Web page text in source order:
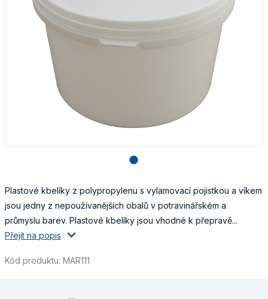
lens
Plastové kbelíky z polypropylenu s vylamovací pojistkou a víkem
jsou jedny z nepoužívanějších obalů v potravinářském a
průmyslu barev. Plastové kbelíky jsou vhodné k přepravě...
Přejít na popis
Kód produktu: MAR111